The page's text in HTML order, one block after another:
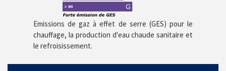
Emissions de gaz à effet de serre (GES) pour le
chauffage, la production d'eau chaude sanitaire et
le refroisissement.